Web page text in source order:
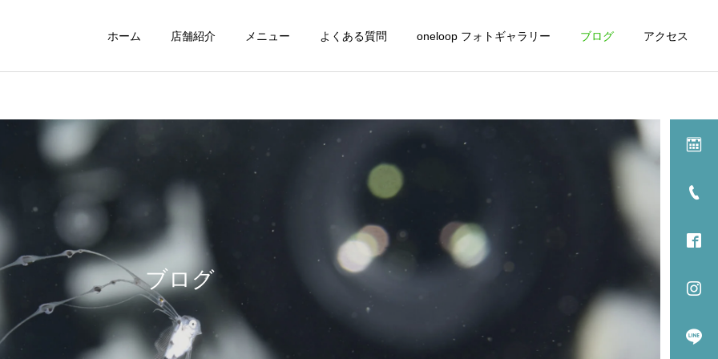
ホーム 店舗紹介 メニュー よくある質問 oneloop フォトギャラリー ブログ アクセス
ブログ